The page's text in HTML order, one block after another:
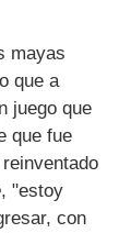
mayas
que a
juego que
que fue
, "estoy
con